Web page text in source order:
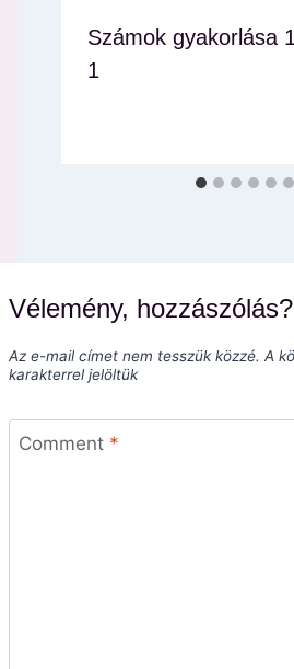
Számok gyakorlása
1
Vélemény, hozzászólás?
Az e-mail címet nem tesszük közzé. A
karakterrel jelöltük
Comment *